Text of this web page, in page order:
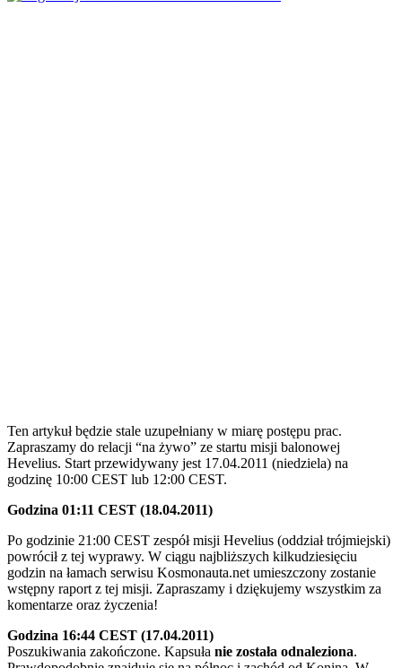
Ten artykuł będzie stale uzupełniany w miarę postępu prac.
Zapraszamy do relacji “na żywo” ze startu misji balonowej
Hevelius. Start przewidywany jest 17.04.2011 (niedziela) na
godzinę 10:00 CEST lub 12:00 CEST.
Godzina 01:11 CEST (18.04.2011)
Po godzinie 21:00 CEST zespół misji Hevelius (oddział trójmiejski)
powrócił z tej wyprawy. W ciągu najbliższych kilkudziesięciu
godzin na łamach serwisu Kosmonauta.net umieszczony zostanie
wstępny raport z tej misji. Zapraszamy i dziękujemy wszystkim za
komentarze oraz życzenia!
Godzina 16:44 CEST (17.04.2011)
Poszukiwania zakończone. Kapsuła nie została odnaleziona.